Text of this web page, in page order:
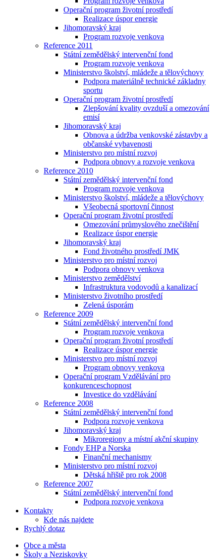
Operační program životní prostředí
Realizace úspor energie
Jihomoravský kraj
Program rozvoje venkova
Reference 2011
Státní zemědělský intervenční fond
Program rozvoje venkova
Ministerstvo školství, mládeže a tělovýchovy
Podpora materiálně technické základny
sportu
Operační program životní prostředí
Zlepšování kvality ovzduší a omezování
emisí
Jihomoravský kraj
Obnova a údržba venkovské zástavby a
občanské vybavenosti
Ministerstvo pro místní rozvoj
Podpora obnovy a rozvoje venkova
Reference 2010
Státní zemědělský intervenční fond
Program rozvoje venkova
Ministerstvo školství, mládeže a tělovýchovy
Všeobecná sportovní činnost
Operační program životní prostředí
Omezování průmyslového znečištění
Realizace úspor energie
Jihomoravský kraj
Fond životného prostředí JMK
Ministerstvo pro místní rozvoj
Podpora obnovy venkova
Ministerstvo zemědělství
Infrastruktura vodovodů a kanalizací
Ministerstvo životního prostředí
Zelená úsporám
Reference 2009
Státní zemědělský intervenční fond
Program rozvoje venkova
Operační program životní prostředí
Realizace úspor energie
Ministerstvo pro místní rozvoj
Program obnovy venkova
Operační program Vzdělávání pro
konkurenceschopnost
Investice do vzdělávání
Reference 2008
Státní zemědělský intervenční fond
Podpora rozvoje venkova
Jihomoravský kraj
Mikroregiony a místní akční skupiny
Fondy EHP a Norska
Finanční mechanismy
Ministerstvo pro místní rozvoj
Dětská hřiště pro rok 2008
Reference 2007
Státní zemědělský intervenční fond
Podpora rozvoje venkova
Kontakty
Kde nás najdete
Rychlý dotaz
Obce a města
Školy a Neziskovky